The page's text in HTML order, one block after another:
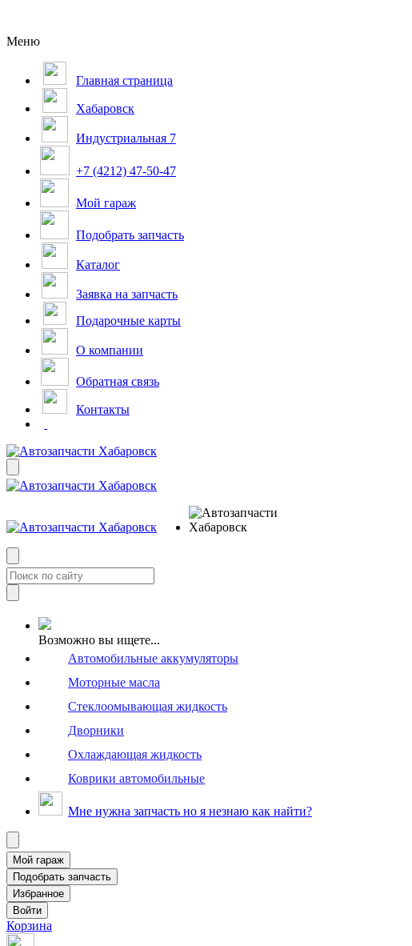
Меню
Главная страница
Хабаровск
Индустриальная 7
+7 (4212) 47-50-47
Мой гараж
Подобрать запчасть
Каталог
Заявка на запчасть
Подарочные карты
О компании
Обратная связь
Контакты
Возможно вы ищете...
Автомобильные аккумуляторы
Моторные масла
Стеклоомывающая жидкость
Дворники
Охлаждающая жидкость
Коврики автомобильные
Мне нужна запчасть но я незнаю как найти?
Корзина